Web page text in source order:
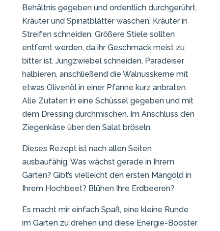
Behältnis gegeben und ordentlich durchgerührt.
Kräuter und Spinatblätter waschen, Kräuter in
Streifen schneiden. Größere Stiele sollten
entfernt werden, da ihr Geschmack meist zu
bitter ist. Jungzwiebel schneiden, Paradeiser
halbieren, anschließend die Walnusskerne mit
etwas Olivenöl in einer Pfanne kurz anbraten.
Alle Zutaten in eine Schüssel gegeben und mit
dem Dressing durchmischen. Im Anschluss den
Ziegenkäse über den Salat bröseln.
Dieses Rezept ist nach allen Seiten
ausbaufähig. Was wächst gerade in Ihrem
Garten? Gibt’s vielleicht den ersten Mangold in
Ihrem Hochbeet? Blühen Ihre Erdbeeren?
Es macht mir einfach Spaß, eine kleine Runde
im Garten zu drehen und diese Energie-Booster